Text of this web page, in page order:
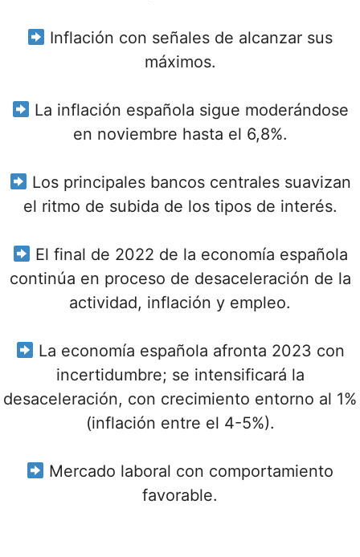
Inflación con señales de alcanzar sus
máximos.
La inflación española sigue moderándose
en noviembre hasta el 6,8%.
Los principales bancos centrales suavizan
el ritmo de subida de los tipos de interés.
El final de 2022 de la economía española
continúa en proceso de desaceleración de la
actividad, inflación y empleo.
La economía española afronta 2023 con
incertidumbre; se intensificará la
desaceleración, con crecimiento entorno al 1%
(inflación entre el 4-5%).
Mercado laboral con comportamiento
favorable.